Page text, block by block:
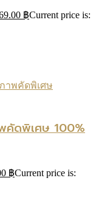
฿Current price is:
คัดพิเศษ 100%
฿Current price is: